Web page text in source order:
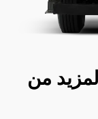
من